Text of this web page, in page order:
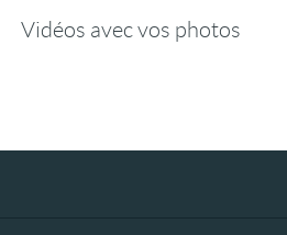
Vidéos avec vos photos